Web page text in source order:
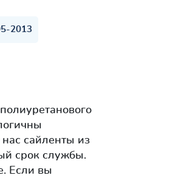
2013
сайленты из
срок службы.
Если вы